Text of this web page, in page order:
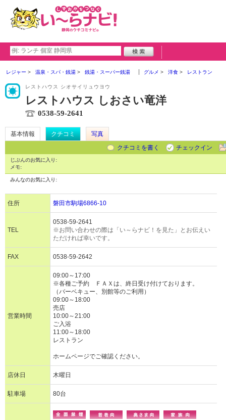
レジャー 温泉・スパ・銭湯 銭湯・スーパー銭湯 グルメ 洋食 レストラン
レストハウス シオサイリュウヨウ
レストハウス しおさい竜洋
0538-59-2641
基本情報 クチコミ
写真
クチコミを書く
チェックイン
じぶんのお気に入り:
メモ:
みんなのお気に入り:
住所 磐田市駒場6866-10
TEL
0538-59-2641
※お問い合わせの際は「い～らナビ！を見た」とお伝えい
ただければ幸いです。
FAX 0538-59-2642
営業時間
09:00～17:00
※各種ご予約 ＦＡＸは、終日受け付けております。
（バーベキュー、別館等のご利用）
09:00～18:00
売店
10:00～21:00
ご入浴
11:00～18:00
レストラン
ホームページでご確認ください。
店休日 木曜日
駐車場 80台